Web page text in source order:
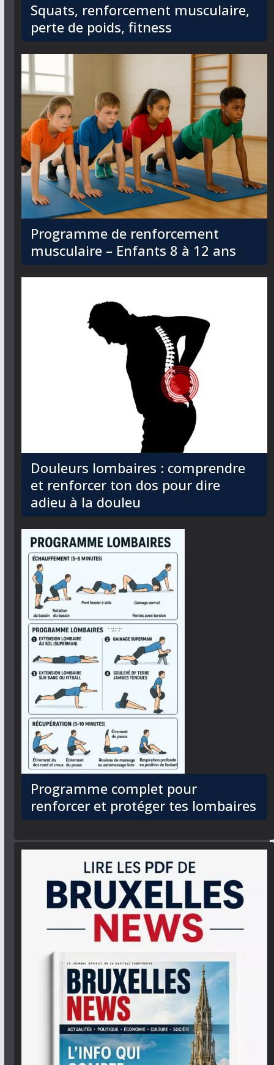
Squats, renforcement musculaire,
perte de poids, fitness
Programme de renforcement
musculaire – Enfants 8 à 12 ans
Douleurs lombaires : comprendre
et renforcer ton dos pour dire
adieu à la douleu
Programme complet pour
renforcer et protéger tes lombaires